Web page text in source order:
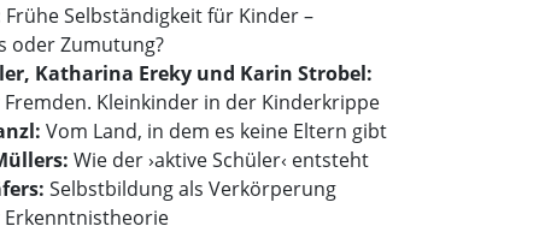
Frühe Selbständigkeit für Kinder –
oder Zumutung?
Katharina Ereky und Karin Strobel:
Kleinkinder in der Kinderkrippe
Vom Land, in dem es keine Eltern gibt
Wie der ›aktive Schüler‹ entsteht
Selbstbildung als Verkörperung